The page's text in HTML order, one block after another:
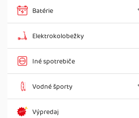
Batérie
Elektrokolobežky
Iné spotrebiče
Vodné športy
Výpredaj